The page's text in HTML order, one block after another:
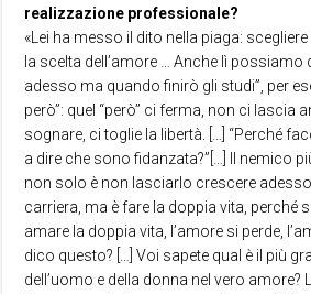
realizzazione professionale?
«Lei ha messo il dito nella piaga: scegliere
la scelta dell’amore … Anche lì possiamo
adesso ma quando finirò gli studi”, per
però”: quel “però” ci ferma, non ci lascia
sognare, ci toglie la libertà. […] “Perché
a dire che sono fidanzata?”[…] Il nemico
non solo è non lasciarlo crescere
carriera, ma è fare la doppia vita, perché
amare la doppia vita, l’amore si perde,
dico questo? […] Voi sapete qual è il più
dell’uomo e della donna nel vero amore?